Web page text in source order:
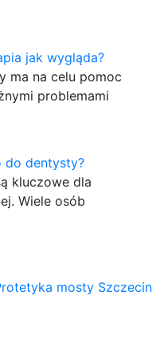
jak wygląda?
ma na celu pomoc
problemami
do dentysty?
kluczowe dla
Wiele osób
mosty Szczecin